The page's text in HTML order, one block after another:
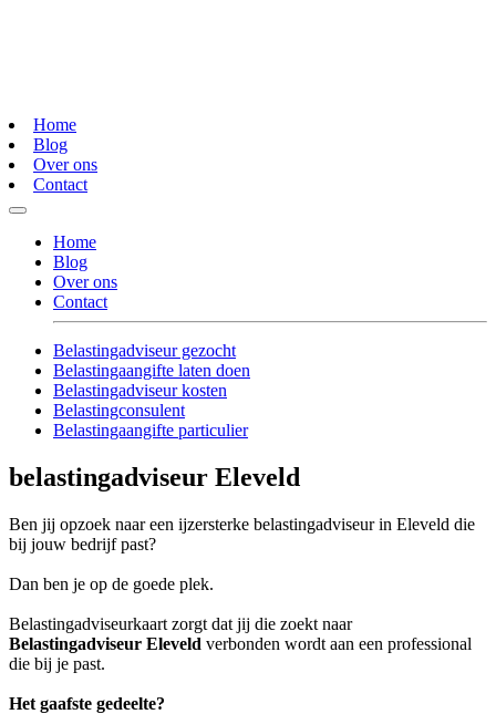
Home
Blog
Over ons
Contact
Home
Blog
Over ons
Contact
Belastingadviseur gezocht
Belastingaangifte laten doen
Belastingadviseur kosten
Belastingconsulent
Belastingaangifte particulier
belastingadviseur Eleveld
Ben jij opzoek naar een ijzersterke belastingadviseur in Eleveld die
bij jouw bedrijf past?
Dan ben je op de goede plek.
Belastingadviseurkaart zorgt dat jij die zoekt naar
Belastingadviseur Eleveld verbonden wordt aan een professional
die bij je past.
Het gaafste gedeelte?